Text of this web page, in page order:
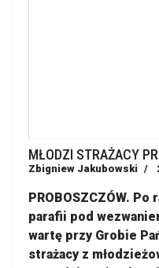
MŁODZI STRAŻACY
Zbigniew Jakubowski
PROBOSZCZÓW.
parafii pod
wartę przy Grobie
strażacy z